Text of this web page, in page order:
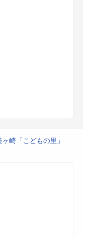
崎「こどもの里」